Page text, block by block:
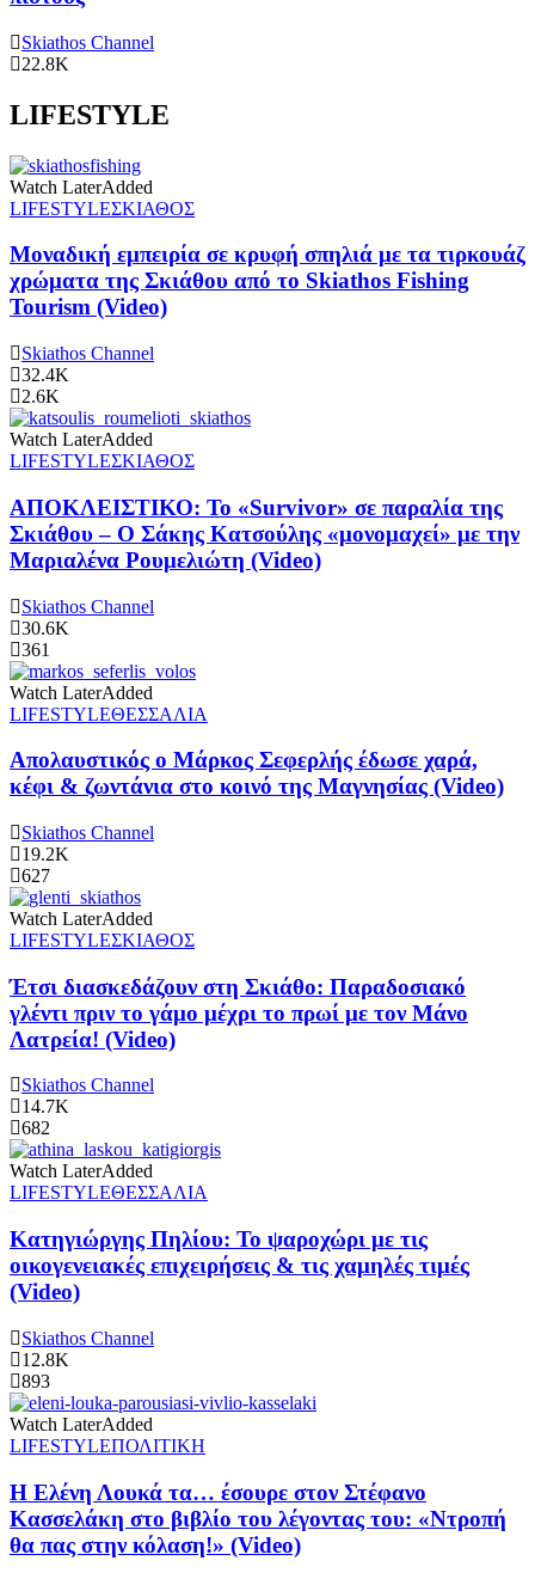
Skiathos Channel
22.8K
LIFESTYLE
Watch LaterAdded
LIFESTYLEΣΚΙΑΘΟΣ
Μοναδική εμπειρία σε κρυφή σπηλιά με τα τιρκουάζ
χρώματα της Σκιάθου από το Skiathos Fishing
Tourism (Video)
Skiathos Channel
32.4K
2.6K
Watch LaterAdded
LIFESTYLEΣΚΙΑΘΟΣ
ΑΠΟΚΛΕΙΣΤΙΚΟ: Το «Survivor» σε παραλία της
Σκιάθου – Ο Σάκης Κατσούλης «μονομαχεί» με την
Μαριαλένα Ρουμελιώτη (Video)
Skiathos Channel
30.6K
361
Watch LaterAdded
LIFESTYLEΘΕΣΣΑΛΙΑ
Απολαυστικός ο Μάρκος Σεφερλής έδωσε χαρά,
κέφι & ζωντάνια στο κοινό της Μαγνησίας (Video)
Skiathos Channel
19.2K
627
Watch LaterAdded
LIFESTYLEΣΚΙΑΘΟΣ
Έτσι διασκεδάζουν στη Σκιάθο: Παραδοσιακό
γλέντι πριν το γάμο μέχρι το πρωί με τον Μάνο
Λατρεία! (Video)
Skiathos Channel
14.7K
682
Watch LaterAdded
LIFESTYLEΘΕΣΣΑΛΙΑ
Κατηγιώργης Πηλίου: Το ψαροχώρι με τις
οικογενειακές επιχειρήσεις & τις χαμηλές τιμές
(Video)
Skiathos Channel
12.8K
893
Watch LaterAdded
LIFESTYLEΠΟΛΙΤΙΚΗ
Η Ελένη Λουκά τα… έσουρε στον Στέφανο
Κασσελάκη στο βιβλίο του λέγοντας του: «Ντροπή
θα πας στην κόλαση!» (Video)